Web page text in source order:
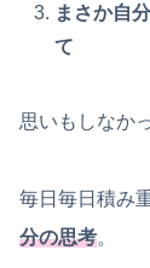
まさか自
て
思いもしなか
毎日毎日積み
分の思考。